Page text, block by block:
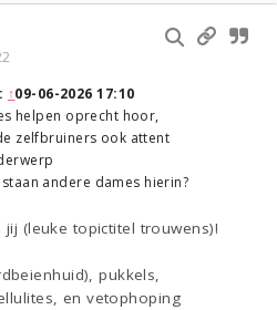
↑09-06-2026 17:10
helpen oprecht hoor,
zelfbruiners ook attent
andere dames hierin?
(leuke topictitel trouwens)!
pukkels,
en vetophoping